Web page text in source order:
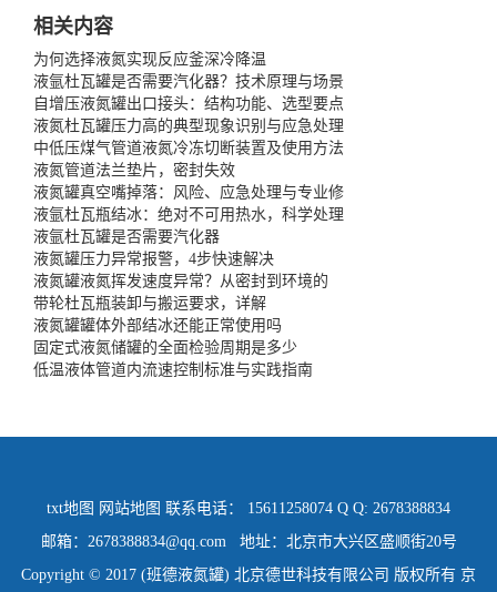
相关内容
为何选择液氮实现反应釜深冷降温
液氩杜瓦罐是否需要汽化器？技术原理与场景
自增压液氮罐出口接头：结构功能、选型要点
液氮杜瓦罐压力高的典型现象识别与应急处理
中低压煤气管道液氮冷冻切断装置及使用方法
液氮管道法兰垫片，密封失效
液氮罐真空嘴掉落：风险、应急处理与专业修
液氩杜瓦瓶结冰：绝对不可用热水，科学处理
液氩杜瓦罐是否需要汽化器
液氮罐压力异常报警，4步快速解决
液氮罐液氮挥发速度异常？从密封到环境的
带轮杜瓦瓶装卸与搬运要求，详解
液氮罐罐体外部结冰还能正常使用吗
固定式液氮储罐的全面检验周期是多少
低温液体管道内流速控制标准与实践指南
txt地图 网站地图 联系电话： 15611258074 Q Q: 2678388834
邮箱：2678388834@qq.com 地址：北京市大兴区盛顺街20号
Copyright © 2017 (班德液氮罐) 北京德世科技有限公司 版权所有 京